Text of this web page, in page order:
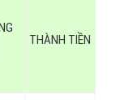
THÀNH TIỀN